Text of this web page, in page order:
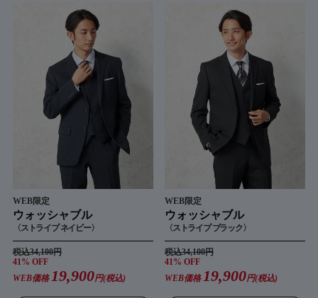
WEB限定
ウォッシャブル
〈ストライプ ネイビー〉
税込34,100円
41% OFF
WEB価格 19,900円(税込)
WEB限定
ウォッシャブル
〈ストライプ ブラック〉
税込34,100円
41% OFF
WEB価格 19,900円(税込)